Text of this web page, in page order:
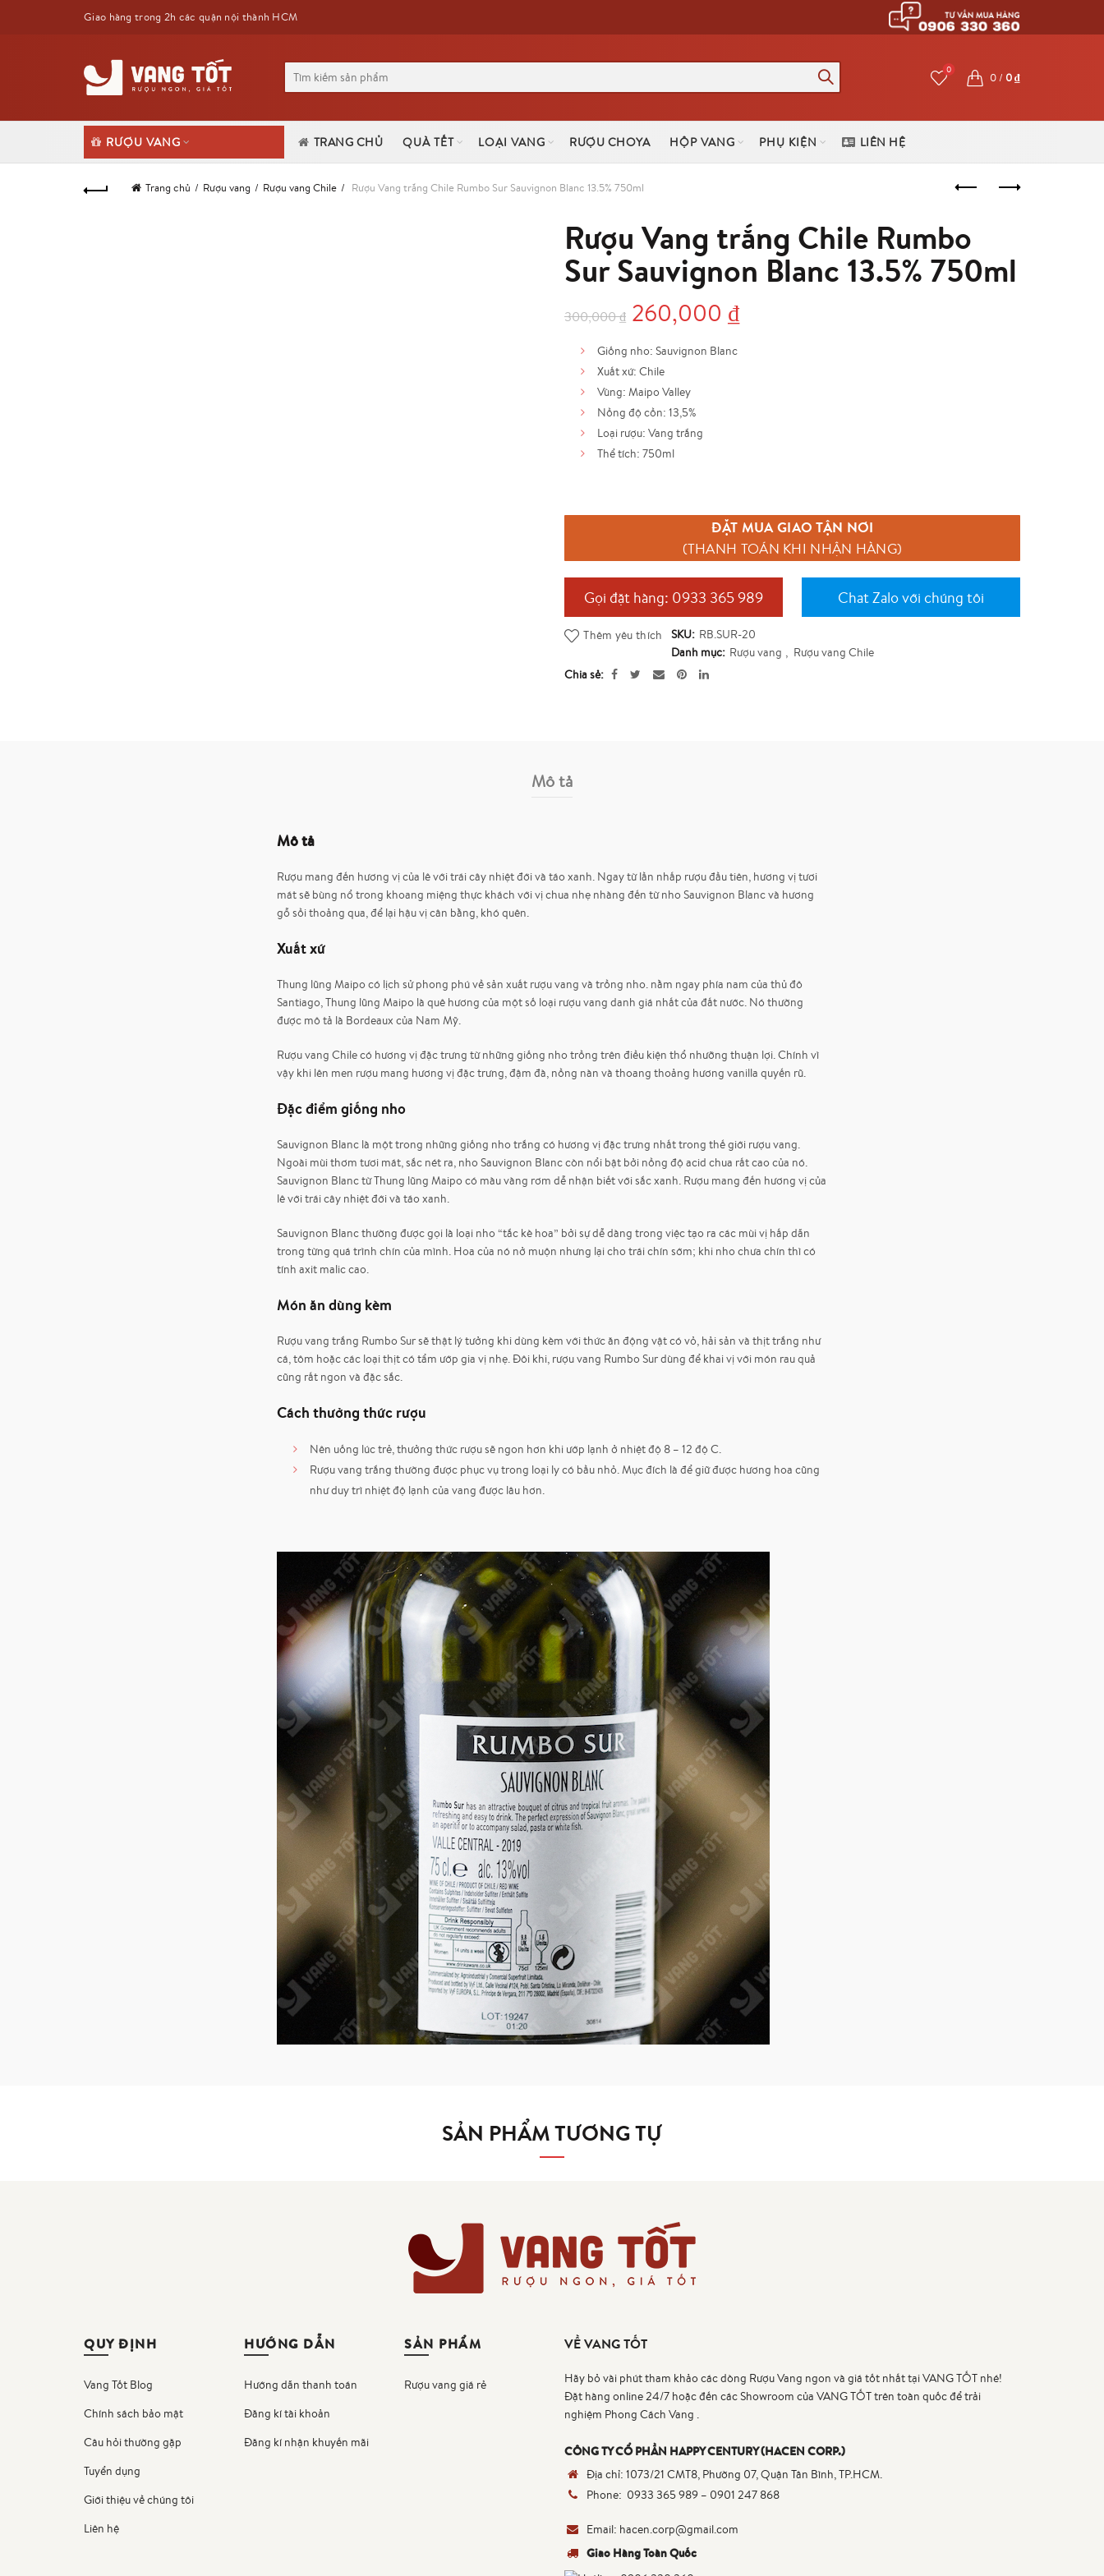
Giao hàng trong 2h các quận nội thành HCM
0
0/ 0₫
RƯỢU VANG TRANG CHỦ QUÀ TẾT LOẠI VANG RƯỢU CHOYA HỘP VANG PHỤ KIỆN LIÊN HỆ
Trang chủ Rượu vang Rượu vang Chile Rượu Vang trắng Chile Rumbo Sur Sauvignon Blanc 13.5% 750ml
Rượu Vang trắng Chile Rumbo
Sur Sauvignon Blanc 13.5% 750ml
300,000₫ Giá
gốc
là:
300,000 ₫.
260,000 ₫Giá
Giống nho: Sauvignon Blanc
Xuất xứ: Chile
Vùng: Maipo Valley
Nồng độ cồn: 13,5%
Loại rượu: Vang trắng
Thể tích: 750ml
ĐẶT MUA GIAO TẬN NƠI
(THANH TOÁN KHI NHẬN HÀNG)
Gọi đặt hàng: 0933 365 989 Chat Zalo với chúng tôi
Thêm yêu thích SKU: RB.SUR-20
Danh mục: Rượu vang , Rượu vang Chile
Chia sẻ
Mô tả
Mô tả
Rượu mang đến hương vị của lê với trái cây nhiệt đới và táo xanh. Ngay từ lần nhấp rượu đầu tiên, hương vị tươi
mát sẽ bùng nổ trong khoang miệng thực khách với vị chua nhẹ nhàng đến từ nho Sauvignon Blanc và hương
gỗ sồi thoảng qua, để lại hậu vị cân bằng, khó quên.
Xuất xứ
Thung lũng Maipo có lịch sử phong phú về sản xuất rượu vang và trồng nho. nằm ngay phía nam của thủ đô
Santiago, Thung lũng Maipo là quê hương của một số loại rượu vang danh giá nhất của đất nước. Nó thường
được mô tả là Bordeaux của Nam Mỹ.
Rượu vang Chile có hương vị đặc trưng từ những giống nho trồng trên điều kiện thổ nhưỡng thuận lợi. Chính vì
vậy khi lên men rượu mang hương vị đặc trưng, đậm đà, nồng nàn và thoang thoảng hương vanilla quyến rũ.
Đặc điểm giống nho
Sauvignon Blanc là một trong những giống nho trắng có hương vị đặc trưng nhất trong thế giới rượu vang.
Ngoài mùi thơm tươi mát, sắc nét ra, nho Sauvignon Blanc còn nổi bật bởi nồng độ acid chua rất cao của nó.
Sauvignon Blanc từ Thung lũng Maipo có màu vàng rơm dễ nhận biết với sắc xanh. Rượu mang đến hương vị của
lê với trái cây nhiệt đới và táo xanh.
Sauvignon Blanc thường được gọi là loại nho “tắc kè hoa” bởi sự dễ dàng trong việc tạo ra các mùi vị hấp dẫn
trong từng quá trình chín của mình. Hoa của nó nở muộn nhưng lại cho trái chín sớm; khi nho chưa chín thì có
tính axit malic cao.
Món ăn dùng kèm
Rượu vang trắng Rumbo Sur sẽ thật lý tưởng khi dùng kèm với thức ăn động vật có vỏ, hải sản và thịt trắng như
cá, tôm hoặc các loại thịt có tẩm ướp gia vị nhẹ. Đôi khi, rượu vang Rumbo Sur dùng để khai vị với món rau quả
cũng rất ngon và đặc sắc.
Cách thưởng thức rượu
Nên uống lúc trẻ, thưởng thức rượu sẽ ngon hơn khi ướp lạnh ở nhiệt độ 8 – 12 độ C.
Rượu vang trắng thường được phục vụ trong loại ly có bầu nhỏ. Mục đích là để giữ được hương hoa cũng
như duy trì nhiệt độ lạnh của vang được lâu hơn.
SẢN PHẨM TƯƠNG TỰ
QUY ĐỊNH
Vang Tốt Blog
Chính sách bảo mật
Câu hỏi thường gặp
Tuyển dụng
Giới thiệu về chúng tôi
Liên hệ
HƯỚNG DẪN
Hướng dẫn thanh toán
Đăng kí tài khoản
Đăng kí nhận khuyến mãi
SẢN PHẨM
Rượu vang giá rẻ
VỀ VANG TỐT
Hãy bỏ vài phút tham khảo các dòng Rượu Vang ngon và giá tốt nhất tại VANG TỐT nhé!
Đặt hàng online 24/7 hoặc đến các Showroom của VANG TỐT trên toàn quốc để trải
nghiệm Phong Cách Vang .
CÔNG TY CỔ PHẦN HAPPY CENTURY (HACEN CORP.)
Địa chỉ: 1073/21 CMT8, Phường 07, Quận Tân Bình, TP.HCM.
Phone: 0933 365 989 – 0901 247 868
Email: hacen.corp@gmail.com
Giao Hàng Toàn Quốc